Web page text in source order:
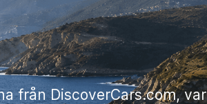
från DiscoverCars.com, var